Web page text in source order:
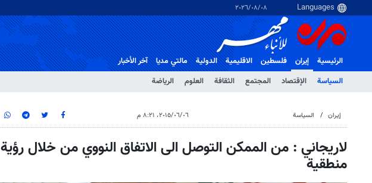
٠٨‏/٠٨‏/٢٠٢٦
الرئيسية
إيران
السياسة
الإقتصاد المجتمع الثقافة العلوم الرياضة
فلسطین الاقلیمیة الدولية مالتي مدیا آخر الأخبار
إيران السياسة ٠٦‏/٠٦‏/٢٠١٥، ٨:٢١ م
لاريجاني : من الممكن التوصل الى الاتفاق النووي من خلال رؤية
منطقية